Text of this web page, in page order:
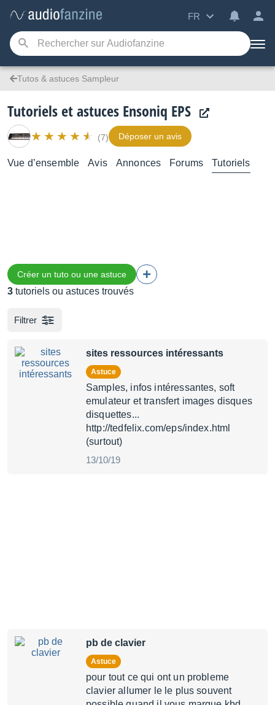
FR
Tutos & astuces Sampleur
Tutoriels et astuces Ensoniq EPS
(7) Déposer un avis
Vue d’ensemble Avis Annonces Forums Tutoriels
Créer un tuto ou une astuce
3 tutoriels ou astuces trouvés
Filtrer
sites ressources intéressants
Astuce
Samples, infos intéressantes, soft
emulateur et transfert images disques
disquettes...
http://tedfelix.com/eps/index.html
(surtout)
13/10/19
pb de clavier
Astuce
pour tout ce qui ont un probleme
clavier allumer le le plus souvent